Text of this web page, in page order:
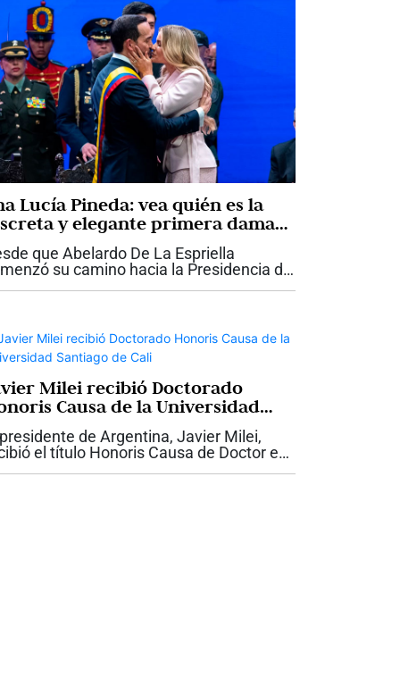
Lucía Pineda: vea quién es la
y elegante primera dama
acompaña a Abelardo De La
que Abelardo De La Espriella
su camino hacia la Presidencia de
Milei recibió Doctorado
Causa de la Universidad
de Calide Argentina, Javier Milei,
el título Honoris Causa de Doctor en